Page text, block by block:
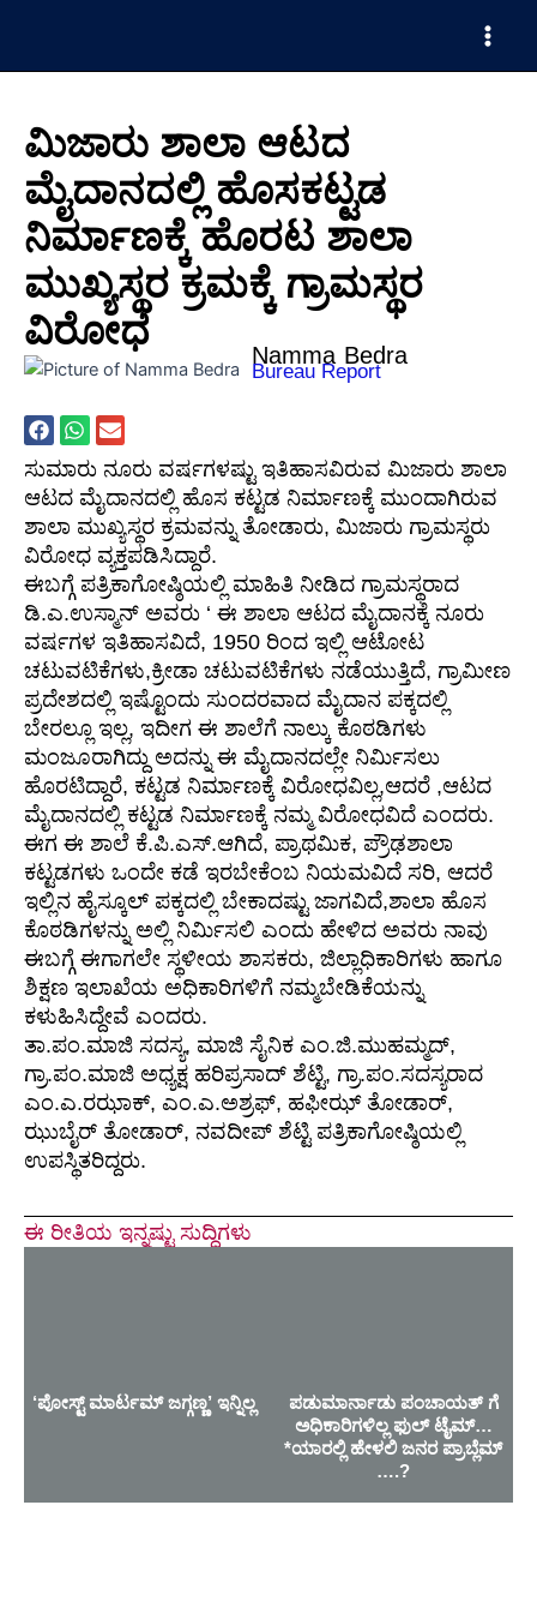
content
Main
ಮಿಜಾರು ಶಾಲಾ ಆಟದ
ಮೈದಾನದಲ್ಲಿ ಹೊಸಕಟ್ಟಡ
ನಿರ್ಮಾಣಕ್ಕೆ ಹೊರಟ ಶಾಲಾ
ಮುಖ್ಯಸ್ಥರ ಕ್ರಮಕ್ಕೆ ಗ್ರಾಮಸ್ಥರ
ವಿರೋಧ
Namma Bedra
Bureau Report
ಸುಮಾರು ನೂರು ವರ್ಷಗಳಷ್ಟು ಇತಿಹಾಸವಿರುವ ಮಿಜಾರು ಶಾಲಾ
ಆಟದ ಮೈದಾನದಲ್ಲಿ ಹೊಸ ಕಟ್ಟಡ ನಿರ್ಮಾಣಕ್ಕೆ ಮುಂದಾಗಿರುವ
ಶಾಲಾ ಮುಖ್ಯಸ್ಥರ ಕ್ರಮವನ್ನು ತೋಡಾರು, ಮಿಜಾರು ಗ್ರಾಮಸ್ಥರು
ವಿರೋಧ ವ್ಯಕ್ತಪಡಿಸಿದ್ದಾರೆ.
ಈಬಗ್ಗೆ ಪತ್ರಿಕಾಗೋಷ್ಠಿಯಲ್ಲಿ ಮಾಹಿತಿ ನೀಡಿದ ಗ್ರಾಮಸ್ಥರಾದ
ಡಿ.ಎ.ಉಸ್ಮಾನ್ ಅವರು ‘ ಈ ಶಾಲಾ ಆಟದ ಮೈದಾನಕ್ಕೆ ನೂರು
ವರ್ಷಗಳ ಇತಿಹಾಸವಿದೆ, 1950 ರಿಂದ ಇಲ್ಲಿ ಆಟೋಟ
ಚಟುವಟಿಕೆಗಳು,ಕ್ರೀಡಾ ಚಟುವಟಿಕೆಗಳು ನಡೆಯುತ್ತಿದೆ, ಗ್ರಾಮೀಣ
ಪ್ರದೇಶದಲ್ಲಿ ಇಷ್ಟೊಂದು ಸುಂದರವಾದ ಮೈದಾನ ಪಕ್ಕದಲ್ಲಿ
ಬೇರಲ್ಲೂ ಇಲ್ಲ, ಇದೀಗ ಈ ಶಾಲೆಗೆ ನಾಲ್ಕು ಕೊಠಡಿಗಳು
ಮಂಜೂರಾಗಿದ್ದು ಅದನ್ನು ಈ ಮೈದಾನದಲ್ಲೇ ನಿರ್ಮಿಸಲು
ಹೊರಟಿದ್ದಾರೆ, ಕಟ್ಟಡ ನಿರ್ಮಾಣಕ್ಕೆ ವಿರೋಧವಿಲ್ಲ,ಆದರೆ ,ಆಟದ
ಮೈದಾನದಲ್ಲಿ ಕಟ್ಟಡ ನಿರ್ಮಾಣಕ್ಕೆ ನಮ್ಮ ವಿರೋಧವಿದೆ ಎಂದರು.
ಈಗ ಈ ಶಾಲೆ ಕೆ.ಪಿ.ಎಸ್.ಆಗಿದೆ, ಪ್ರಾಥಮಿಕ, ಪ್ರೌಢಶಾಲಾ
ಕಟ್ಟಡಗಳು ಒಂದೇ ಕಡೆ ಇರಬೇಕೆಂಬ ನಿಯಮವಿದೆ ಸರಿ, ಆದರೆ
ಇಲ್ಲಿನ ಹೈಸ್ಕೂಲ್ ಪಕ್ಕದಲ್ಲಿ ಬೇಕಾದಷ್ಟು ಜಾಗವಿದೆ,ಶಾಲಾ ಹೊಸ
ಕೊಠಡಿಗಳನ್ನು ಅಲ್ಲಿ ನಿರ್ಮಿಸಲಿ ಎಂದು ಹೇಳಿದ ಅವರು ನಾವು
ಈಬಗ್ಗೆ ಈಗಾಗಲೇ ಸ್ಥಳೀಯ ಶಾಸಕರು, ಜಿಲ್ಲಾಧಿಕಾರಿಗಳು ಹಾಗೂ
ಶಿಕ್ಷಣ ಇಲಾಖೆಯ ಅಧಿಕಾರಿಗಳಿಗೆ ನಮ್ಮಬೇಡಿಕೆಯನ್ನು
ಕಳುಹಿಸಿದ್ದೇವೆ ಎಂದರು.
ತಾ‌.ಪಂ.ಮಾಜಿ ಸದಸ್ಯ, ಮಾಜಿ ಸೈನಿಕ ಎಂ.ಜಿ.ಮುಹಮ್ಮದ್,
ಗ್ರಾ.ಪಂ.ಮಾಜಿ ಅಧ್ಯಕ್ಷ ಹರಿಪ್ರಸಾದ್ ಶೆಟ್ಟಿ, ಗ್ರಾ.ಪಂ.ಸದಸ್ಯರಾದ
ಎಂ.ಎ.ರಝಾಕ್, ಎಂ.ಎ.ಅಶ್ರಫ್, ಹಫೀಝ್ ತೋಡಾರ್,
ಝುಬೈರ್ ತೋಡಾರ್, ನವದೀಪ್ ಶೆಟ್ಟಿ ಪತ್ರಿಕಾಗೋಷ್ಠಿಯಲ್ಲಿ
ಉಪಸ್ಥಿತರಿದ್ದರು.
ಈ ರೀತಿಯ ಇನ್ನಷ್ಟು ಸುದ್ದಿಗಳು
‘ಪೋಸ್ಟ್ ಮಾರ್ಟಮ್ ಜಗ್ಗಣ್ಣ’ ಇನ್ನಿಲ್ಲ
ಪಡುಮಾರ್ನಾಡು ಪಂಚಾಯತ್ ಗೆ
ಅಧಿಕಾರಿಗಳಿಲ್ಲ ಫುಲ್ ಟೈಮ್…
*ಯಾರಲ್ಲಿ ಹೇಳಲಿ ಜನರ ಪ್ರಾಬ್ಲೆಮ್
….?